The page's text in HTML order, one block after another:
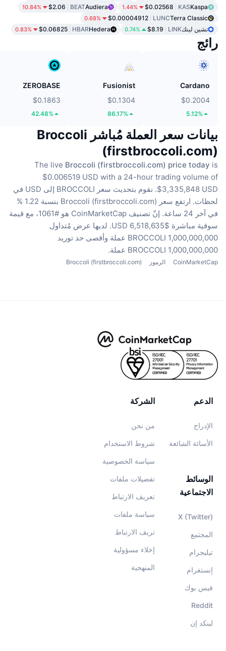
Kaspa
KAS
$0.02568
1.44%
Audiera
BEAT
$2.06
10.84%
Terra Classic
LUNC
$0.00004912
0.68%
تشين لينكLINK
$8.19
0.74%
Hedera
HBAR
$0.06825
0.83%
رائج
Cardano
$0.2004
5.12%
Fusionist
$0.1304
86.17%
ZEROBASE
$0.1863
42.48%
بيانات سعر العملة مُباشر Broccoli
(firstbroccoli.com)
The live Broccoli (firstbroccoli.com) price today is
$0.006519 USD with a 24-hour trading volume of
$3,335,848 USD.
نقوم بتحديث سعر BROCCOLI إلى USD في
لحظات.
ارتفع سعر Broccoli (firstbroccoli.com) بنسبة 1.22 %
في آخر 24 ساعة.
إنّ تصنيف CoinMarketCap هو #1061، مع قيمة
سوقية مباشرة $6,518,635 USD.
لديها عرض مُتداول
1,000,000,000 BROCCOLI عملة
وأقصى حد توريد
1,000,000,000 BROCCOLI عملة.
CoinMarketCap الرموز Broccoli (firstbroccoli.com)
الشركة
من نحن
شروط الاستخدام
سياسة الخصوصية
تفضيلات ملفات
تعريف الارتباط
سياسة ملفات
تريف الارتباط
إخلاء مسؤولية
المنهجية
الدعم
الإدراج
الأسائة الشائعة
الوسائط
الاجتماعية
X (Twitter)
المجتمع
تيليجرام
إنستغرام
فيس بوك
Reddit
لينكد إن